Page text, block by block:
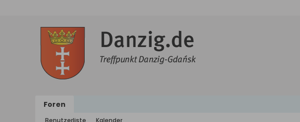
Foren
Benutzerliste Kalender